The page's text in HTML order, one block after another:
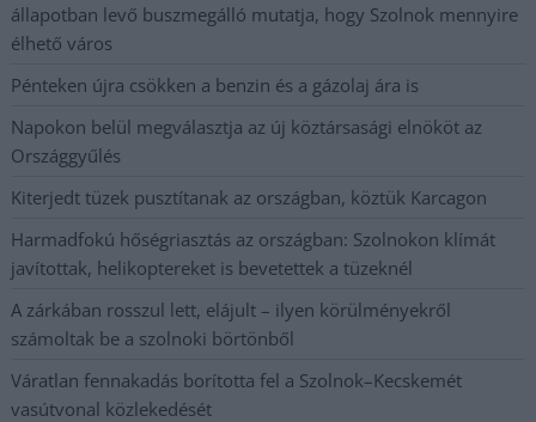
állapotban levő buszmegálló mutatja, hogy Szolnok mennyire
élhető város
Pénteken újra csökken a benzin és a gázolaj ára is
Napokon belül megválasztja az új köztársasági elnököt az
Országgyűlés
Kiterjedt tüzek pusztítanak az országban, köztük Karcagon
Harmadfokú hőségriasztás az országban: Szolnokon klímát
javítottak, helikoptereket is bevetettek a tüzeknél
A zárkában rosszul lett, elájult – ilyen körülményekről
számoltak be a szolnoki börtönből
Váratlan fennakadás borította fel a Szolnok–Kecskemét
vasútvonal közlekedését